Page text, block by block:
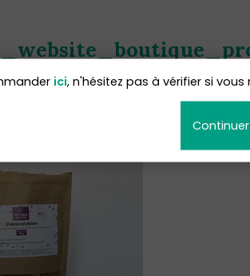
ici, n'hésitez pas à vérifier si
Continuer